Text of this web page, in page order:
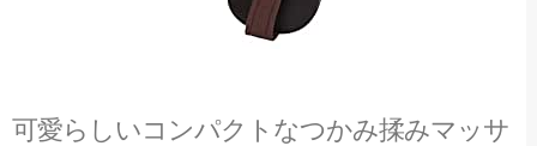
可愛らしいコンパクトなつかみ揉みマッサ